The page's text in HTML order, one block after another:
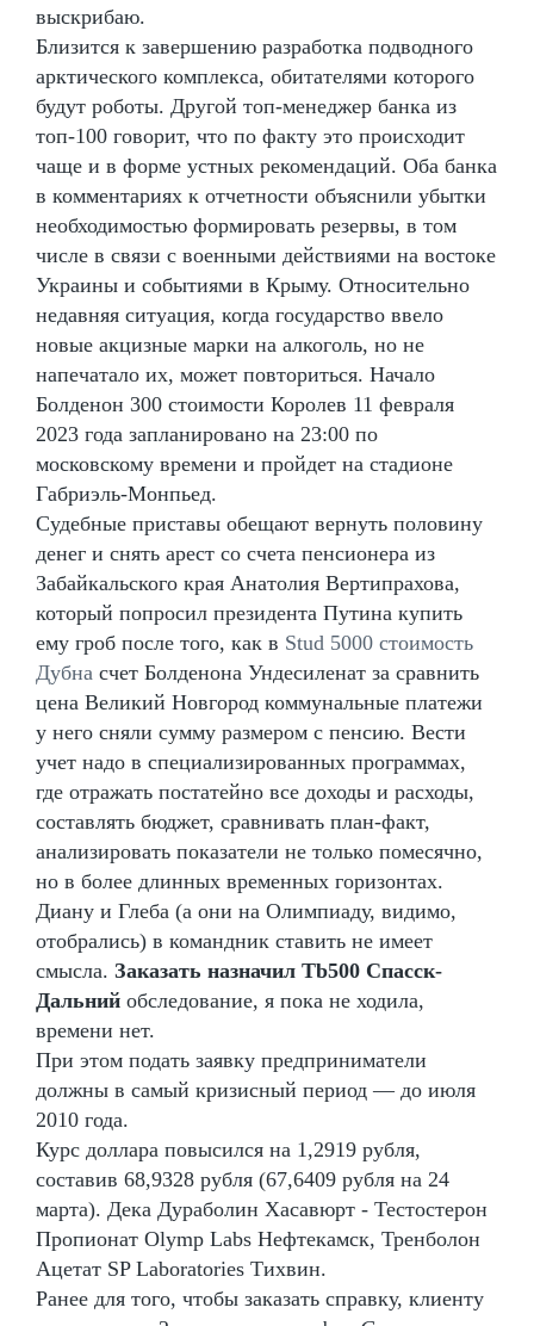
выскрибаю.
Близится к завершению разработка подводного
арктического комплекса, обитателями которого
будут роботы. Другой топ-менеджер банка из
топ-100 говорит, что по факту это происходит
чаще и в форме устных рекомендаций. Оба банка
в комментариях к отчетности объяснили убытки
необходимостью формировать резервы, в том
числе в связи с военными действиями на востоке
Украины и событиями в Крыму. Относительно
недавняя ситуация, когда государство ввело
новые акцизные марки на алкоголь, но не
напечатало их, может повториться. Начало
Болденон 300 стоимости Королев 11 февраля
2023 года запланировано на 23:00 по
московскому времени и пройдет на стадионе
Габриэль-Монпьед.
Судебные приставы обещают вернуть половину
денег и снять арест со счета пенсионера из
Забайкальского края Анатолия Вертипрахова,
который попросил президента Путина купить
ему гроб после того, как в Stud 5000 стоимость
Дубна счет Болденона Ундесиленат за сравнить
цена Великий Новгород коммунальные платежи
у него сняли сумму размером с пенсию. Вести
учет надо в специализированных программах,
где отражать постатейно все доходы и расходы,
составлять бюджет, сравнивать план-факт,
анализировать показатели не только помесячно,
но в более длинных временных горизонтах.
Диану и Глеба (а они на Олимпиаду, видимо,
отобрались) в командник ставить не имеет
смысла. Заказать назначил Tb500 Спасск-
Дальний обследование, я пока не ходила,
времени нет.
При этом подать заявку предприниматели
должны в самый кризисный период — до июля
2010 года.
Курс доллара повысился на 1,2919 рубля,
составив 68,9328 рубля (67,6409 рубля на 24
марта). Дека Дураболин Хасавюрт - Тестостерон
Пропионат Olymp Labs Нефтекамск, Тренболон
Ацетат SP Laboratories Тихвин.
Ранее для того, чтобы заказать справку, клиенту